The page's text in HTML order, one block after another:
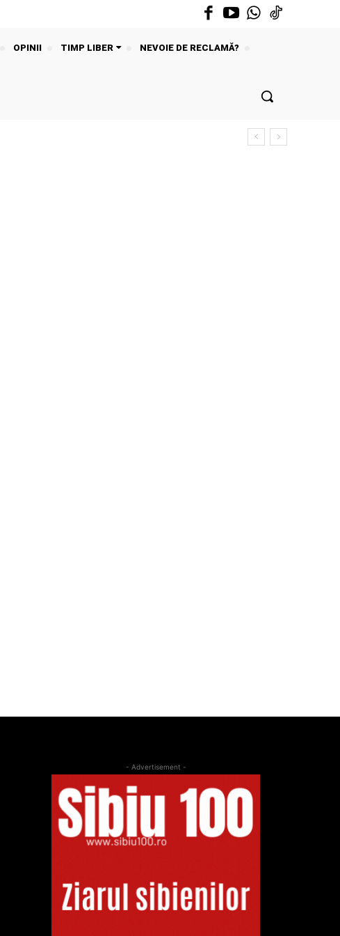
OPINII TIMP LIBER
NEVOIE DE RECLAMĂ?
- Advertisement -